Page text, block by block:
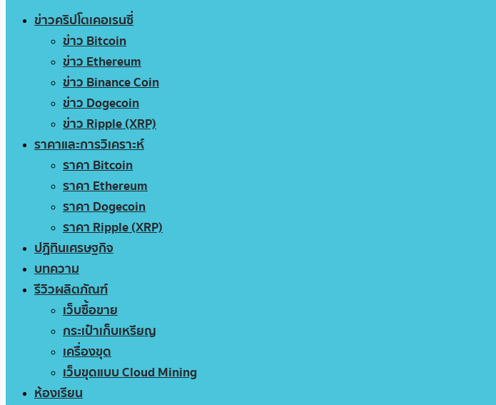
ข่าวคริปโตเคอเรนซี่
ข่าว Bitcoin
ข่าว Ethereum
ข่าว Binance Coin
ข่าว Dogecoin
ข่าว Ripple (XRP)
ราคาและการวิเคราะห์
ราคา Bitcoin
ราคา Ethereum
ราคา Dogecoin
ราคา Ripple (XRP)
ปฏิทินเศรษฐกิจ
บทความ
รีวิวผลิตภัณฑ์
เว็บซื้อขาย
กระเป๋าเก็บเหรียญ
เครื่องขุด
เว็บขุดแบบ Cloud Mining
ห้องเรียน